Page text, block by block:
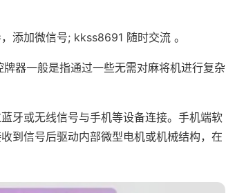
添加微信号; kkss8691 随时交流 。
器一般是指通过一些无需对麻将机进行复杂
牙或无线信号与手机等设备连接。手机端软
到信号后驱动内部微型电机或机械结构，在